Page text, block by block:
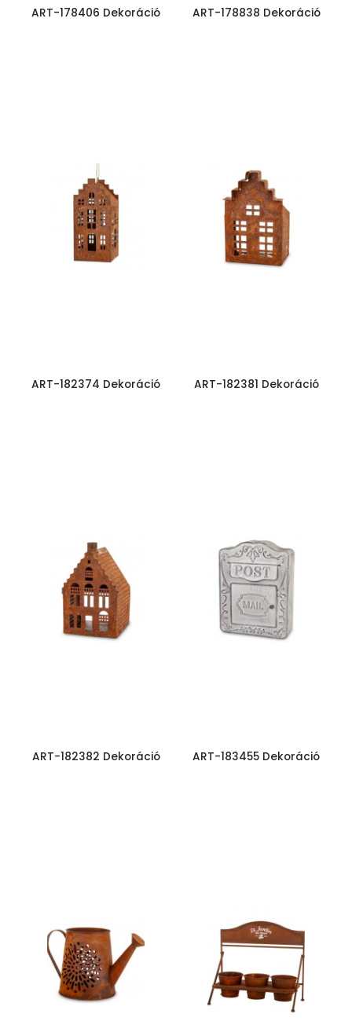
ART-178406 Dekoráció ART-178838 Dekoráció
ART-182374 Dekoráció ART-182381 Dekoráció
ART-182382 Dekoráció ART-183455 Dekoráció